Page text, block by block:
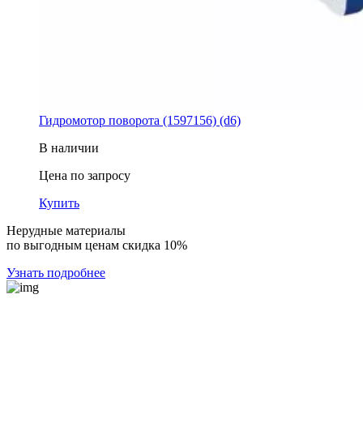
Гидромотор поворота (1597156) (d6)
В наличии
Цена по запросу
Купить
Нерудные материалы
по выгодным ценам скидка 10%
Узнать подробнее